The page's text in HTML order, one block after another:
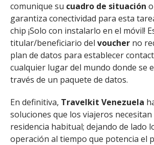
comunique su cuadro de situación
garantiza conectividad para esta
chip ¡Solo con instalarlo en el móvil!
titular/beneficiario del voucher no
plan de datos para establecer
cualquier lugar del mundo donde se
través de un paquete de datos.
En definitiva, Travelkit Venezuela
soluciones que los viajeros necesitan
residencia habitual; dejando de lado
operación al tiempo que potencia el